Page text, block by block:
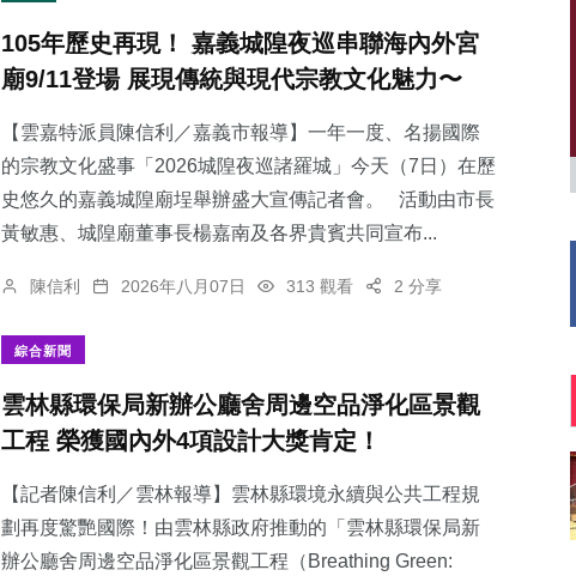
105年歷史再現！ 嘉義城隍夜巡串聯海內外宮
廟9/11登場 展現傳統與現代宗教文化魅力〜
【雲嘉特派員陳信利／嘉義市報導】一年一度、名揚國際
的宗教文化盛事「2026城隍夜巡諸羅城」今天（7日）在歷
史悠久的嘉義城隍廟埕舉辦盛大宣傳記者會。 活動由市長
黃敏惠、城隍廟董事長楊嘉南及各界貴賓共同宣布...
陳信利 2026年八月07日 313 觀看 2 分享
綜合新聞
雲林縣環保局新辦公廳舍周邊空品淨化區景觀
工程 榮獲國內外4項設計大獎肯定！
【記者陳信利／雲林報導】雲林縣環境永續與公共工程規
劃再度驚艷國際！由雲林縣政府推動的「雲林縣環保局新
辦公廳舍周邊空品淨化區景觀工程（Breathing Green:
52+
頭條
739
綜合新聞